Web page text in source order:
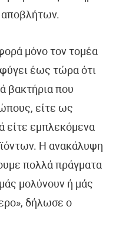
αποβλήτων.
μόνο τον τομέα
έως τώρα ότι
βακτήρια που
είτε ως
είτε εμπλεκόμενα
Η ανακάλυψη
πολλά πράγματα
μολύνουν ή μάς
δήλωσε ο